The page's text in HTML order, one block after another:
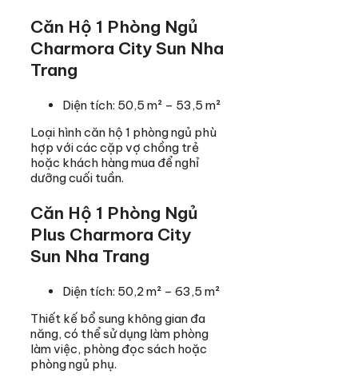
Căn Hộ 1 Phòng Ngủ
Charmora City Sun Nha
Trang
Diện tích: 50,5 m² – 53,5 m²
Loại hình căn hộ 1 phòng ngủ phù
hợp với các cặp vợ chồng trẻ
hoặc khách hàng mua để nghỉ
dưỡng cuối tuần.
Căn Hộ 1 Phòng Ngủ
Plus Charmora City
Sun Nha Trang
Diện tích: 50,2 m² – 63,5 m²
Thiết kế bổ sung không gian đa
năng, có thể sử dụng làm phòng
làm việc, phòng đọc sách hoặc
phòng ngủ phụ.